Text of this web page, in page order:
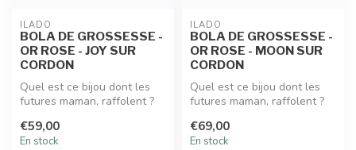
ILADO
BOLA DE GROSSESSE -
OR ROSE - JOY SUR
CORDON
Quel est ce bijou dont les
futures maman, raffolent ?
€59,00
En stock
ILADO
BOLA DE GROSSESSE -
OR ROSE - MOON SUR
CORDON
Quel est ce bijou dont les
futures maman, raffolent ?
€69,00
En stock